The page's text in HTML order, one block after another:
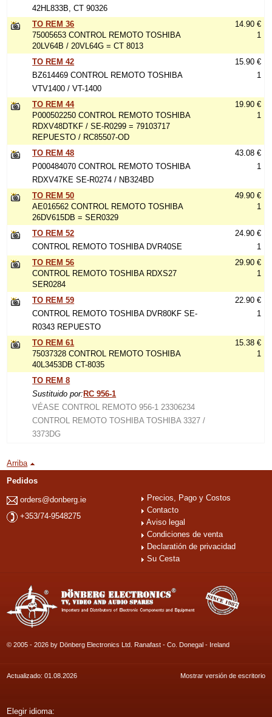
42HL833B, CT 90326
TO REM 36
75005653 CONTROL REMOTO TOSHIBA
20LV64B / 20VL64G = CT 8013
14.90 €
1
TO REM 42
BZ614469 CONTROL REMOTO TOSHIBA
VTV1400 / VT-1400
15.90 €
1
TO REM 44
P000502250 CONTROL REMOTO TOSHIBA
RDXV48DTKF / SE-R0299 = 79103717
REPUESTO / RC85507-OD
19.90 €
1
TO REM 48
P000484070 CONTROL REMOTO TOSHIBA
RDXV47KE SE-R0274 / NB324BD
43.08 €
1
TO REM 50
AE016562 CONTROL REMOTO TOSHIBA
26DV615DB = SER0329
49.90 €
1
TO REM 52
CONTROL REMOTO TOSHIBA DVR40SE
24.90 €
1
TO REM 56
CONTROL REMOTO TOSHIBA RDXS27
SER0284
29.90 €
1
TO REM 59
CONTROL REMOTO TOSHIBA DVR80KF SE-
R0343 REPUESTO
22.90 €
1
TO REM 61
75037328 CONTROL REMOTO TOSHIBA
40L3453DB CT-8035
15.38 €
1
TO REM 8
Sustituido por: RC 956-1
VÉASE CONTROL REMOTO 956-1 23306234
CONTROL REMOTO TOSHIBA TOSHIBA 3327 /
3373DG
Arriba
Pedidos
orders@donberg.ie
+353/74-9548275
Precios, Pago y Costos
Contacto
Aviso legal
Condiciones de venta
Declaratión de privacidad
Su Cesta
© 2005 - 2026 by Dönberg Electronics Ltd. Ranafast - Co. Donegal - Ireland
Actualizado: 01.08.2026 Mostrar versión de escritorio
Elegir idioma: